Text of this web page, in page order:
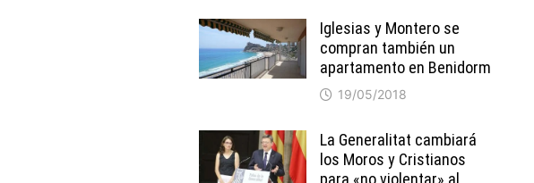
Iglesias y Montero se
compran también un
apartamento en Benidorm
19/05/2018
La Generalitat cambiará
los Moros y Cristianos
para «no violentar» al